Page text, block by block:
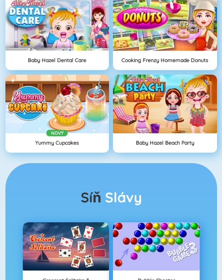
Baby Hazel Dental Care Cooking Frenzy Homemade Donuts
NOVÝ
Yummy Cupcakes Baby Hazel Beach Party
Síň Slávy